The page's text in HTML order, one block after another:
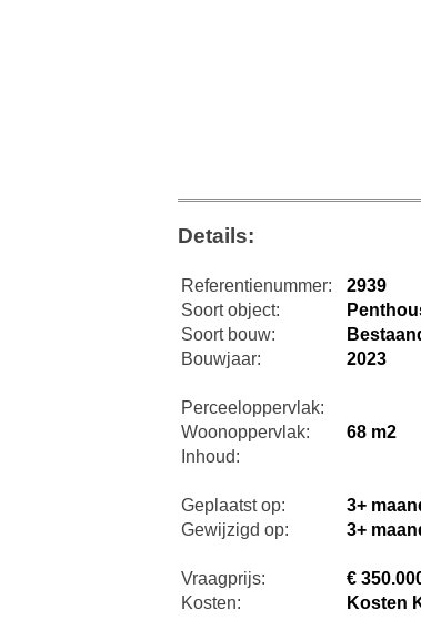
Details:
Referentienummer:
2939
Soort object:
Soort bouw:
Bouwjaar:
2023
Perceeloppervlak:
Woonoppervlak:
68 m2
Inhoud:
Geplaatst op:
3+
Gewijzigd op:
3+
Vraagprijs:
€
Kosten:
Kosten